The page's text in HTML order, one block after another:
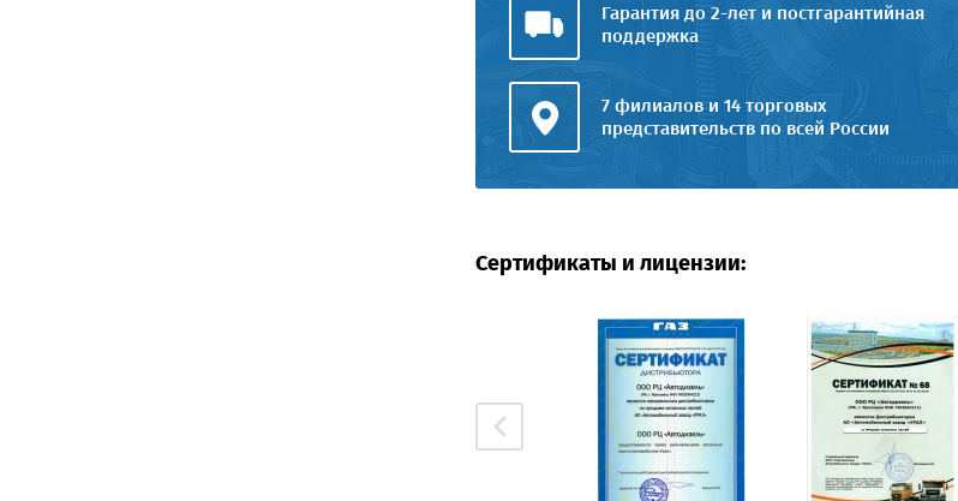
Гарантия до 2-лет и постгарантийная
поддержка
7 филиалов и 14 торговых
представительств по всей России
Сертификаты и лицензии: